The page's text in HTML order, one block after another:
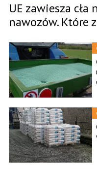
UE zawiesza cła
nawozów. Które